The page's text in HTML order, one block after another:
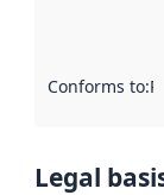
Conforms to:
Legal